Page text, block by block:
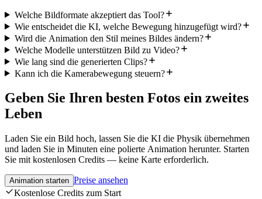
Welche Bildformate akzeptiert das Tool?
Wie entscheidet die KI, welche Bewegung hinzugefügt wird?
Wird die Animation den Stil meines Bildes ändern?
Welche Modelle unterstützen Bild zu Video?
Wie lang sind die generierten Clips?
Kann ich die Kamerabewegung steuern?
Geben Sie Ihren besten Fotos ein zweites
Leben
Laden Sie ein Bild hoch, lassen Sie die KI die Physik übernehmen
und laden Sie in Minuten eine polierte Animation herunter. Starten
Sie mit kostenlosen Credits — keine Karte erforderlich.
Animation starten Preise ansehen
Kostenlose Credits zum Start